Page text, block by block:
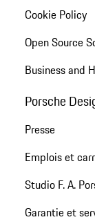
Cookie Policy
Open Source
Business and
Porsche
Presse
Emplois et
Studio F. A.
Garantie et